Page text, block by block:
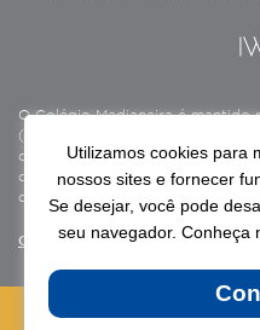
O Colégio Medianeira é mantido
(ASAV), instituição de direito
de natureza educativa, cultural,
como Entidade Beneficente de
de educação e assistência social.
Continue lendo
Utilizamos cookies para
nossos sites e fornecer
Se desejar, você pode
seu navegador. Conheça